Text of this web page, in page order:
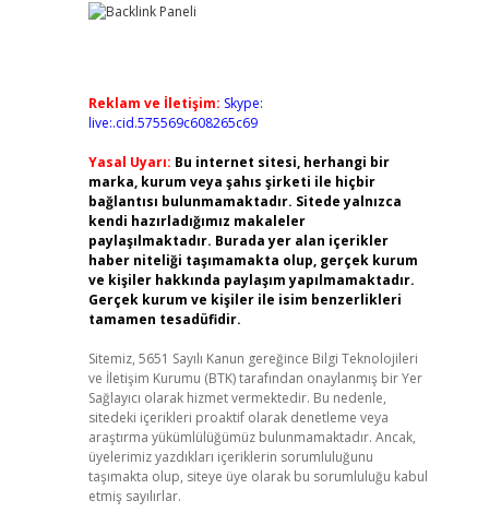
Reklam ve İletişim: Skype:
live:.cid.575569c608265c69
Yasal Uyarı: Bu internet sitesi, herhangi bir
marka, kurum veya şahıs şirketi ile hiçbir
bağlantısı bulunmamaktadır. Sitede yalnızca
kendi hazırladığımız makaleler
paylaşılmaktadır. Burada yer alan içerikler
haber niteliği taşımamakta olup, gerçek kurum
ve kişiler hakkında paylaşım yapılmamaktadır.
Gerçek kurum ve kişiler ile isim benzerlikleri
tamamen tesadüfidir.
Sitemiz, 5651 Sayılı Kanun gereğince Bilgi Teknolojileri
ve İletişim Kurumu (BTK) tarafından onaylanmış bir Yer
Sağlayıcı olarak hizmet vermektedir. Bu nedenle,
sitedeki içerikleri proaktif olarak denetleme veya
araştırma yükümlülüğümüz bulunmamaktadır. Ancak,
üyelerimiz yazdıkları içeriklerin sorumluluğunu
taşımakta olup, siteye üye olarak bu sorumluluğu kabul
etmiş sayılırlar.